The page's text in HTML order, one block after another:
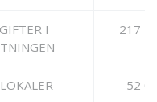
I
217
-52